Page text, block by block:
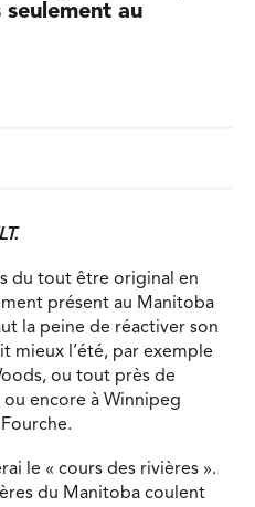
au
du tout être original en
présent au Manitoba
la peine de réactiver son
mieux l’été, par exemple
ou tout près de
encore à Winnipeg
le « cours des rivières ».
du Manitoba coulent